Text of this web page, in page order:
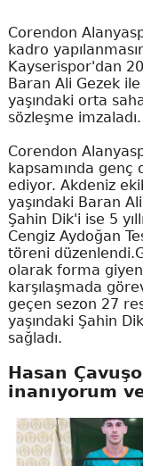
Corendon
kadro
Kayserispor'dan
Baran Ali Gezek
yaşındaki orta
sözleşme imzaladı.
Corendon
kapsamında
ediyor. Akdeniz
yaşındaki Baran
Şahin Dik'i ise 5
Cengiz Aydoğan
töreni
olarak forma
karşılaşmada
geçen sezon 27
yaşındaki Şahin
sağladı.
Hasan
inanıyorum